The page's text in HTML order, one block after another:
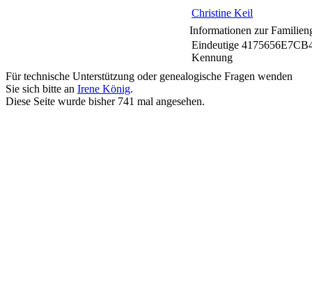
Christine Keil
Informationen zur
Eindeutige
Kennung
Für technische Unterstützung oder genealogische Fragen wenden
Sie sich bitte an Irene König.
Diese Seite wurde bisher 741 mal angesehen.